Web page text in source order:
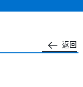
返回